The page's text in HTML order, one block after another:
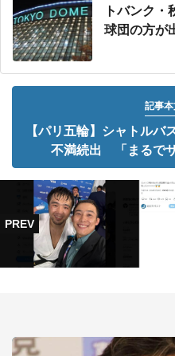
トバンク
球団の方が
記事
【パリ五輪】シャトルバ
不満続出 「まるで